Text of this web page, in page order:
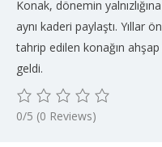
Konak, dönemin
aynı kaderi paylaştı. Yıllar
tahrip edilen konağın ahşap
geldi.
0/5 (0 Reviews)